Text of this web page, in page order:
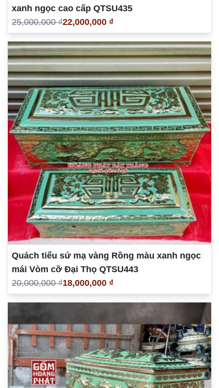
xanh ngọc cao cấp QTSU435
25,000,000 ₫22,000,000 ₫
Quách tiểu sứ mạ vàng Rồng màu xanh ngọc
mái Vòm cỡ Đại Thọ QTSU443
20,000,000 ₫18,000,000 ₫